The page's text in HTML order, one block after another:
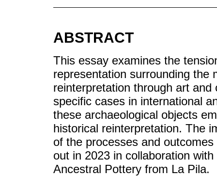
ABSTRACT
This essay examines the
representation surrounding the
reinterpretation through art
specific cases in international
these archaeological objects
historical reinterpretation. The
of the processes and
out in 2023 in collaboration
Ancestral Pottery from La Pila.